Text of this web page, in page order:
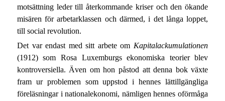
motsättning leder till återkommande kriser och den ökande
misären för arbetarklassen och därmed, i det långa loppet,
till social revolution.
Det var endast med sitt arbete om Kapitalackumulationen
(1912) som Rosa Luxemburgs ekonomiska teorier blev
kontroversiella. Även om hon påstod att denna bok växte
fram ur problemen som uppstod i hennes lättillgängliga
föreläsningar i nationalekonomi, nämligen hennes oförmåga